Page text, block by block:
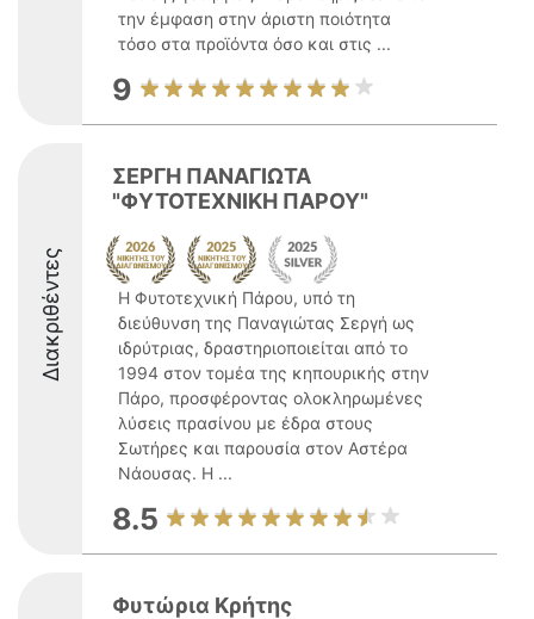
την έμφαση στην άριστη ποιότητα
τόσο στα προϊόντα όσο και στις ...
9
Διακριθέντες
ΣΕΡΓΗ ΠΑΝΑΓΙΩΤΑ
"ΦΥΤΟΤΕΧΝΙΚΗ ΠΑΡΟΥ"
Η Φυτοτεχνική Πάρου, υπό τη
διεύθυνση της Παναγιώτας Σεργή ως
ιδρύτριας, δραστηριοποιείται από το
1994 στον τομέα της κηπουρικής στην
Πάρο, προσφέροντας ολοκληρωμένες
λύσεις πρασίνου με έδρα στους
Σωτήρες και παρουσία στον Αστέρα
Νάουσας. Η ...
8.5
Φυτώρια Κρήτης